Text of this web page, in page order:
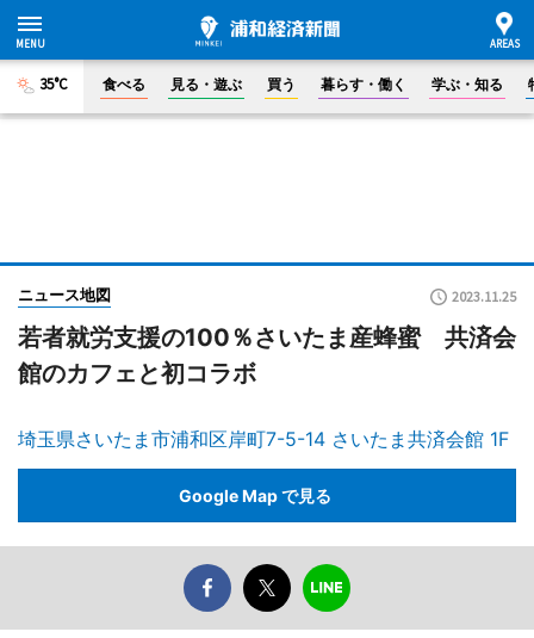
35°C 食べる 見る・遊ぶ 買う 暮らす・働く 学ぶ・知る
ニュース地図 2023.11.25
若者就労支援の100％さいたま産蜂蜜 共済会
館のカフェと初コラボ
埼玉県さいたま市浦和区岸町7-5-14 さいたま共済会館 1F
Google Map で見る